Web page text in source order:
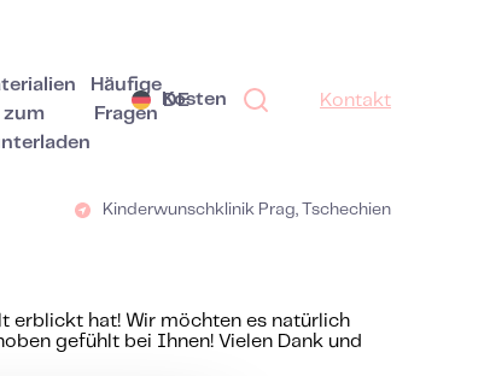
zum
Häufige
Fragen
Kosten
DE Kontakt
Kinderwunschklinik Prag, Tschechien
erblickt hat! Wir möchten es natürlich
gefühlt bei Ihnen! Vielen Dank und